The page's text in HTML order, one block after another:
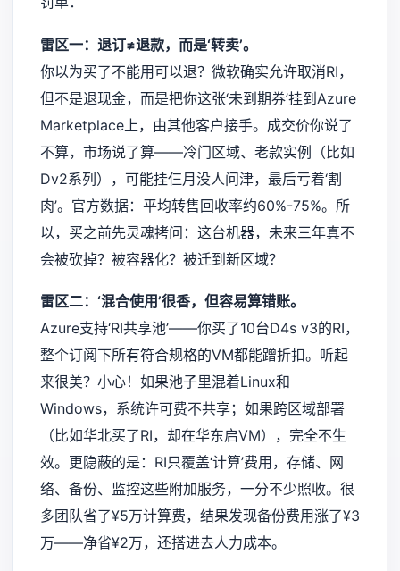
雷区一：退订≠退款，而是‘转卖’。
你以为买了不能用可以退？微软确实允许取消RI，
但不是退现金，而是把你这张‘未到期券’挂到Azure
Marketplace上，由其他客户接手。成交价你说了
不算，市场说了算——冷门区域、老款实例（比如
Dv2系列），可能挂仨月没人问津，最后亏着‘割
肉’。官方数据：平均转售回收率约60%-75%。所
以，买之前先灵魂拷问：这台机器，未来三年真不
会被砍掉？被容器化？被迁到新区域？
雷区二：‘混合使用’很香，但容易算错账。
Azure支持‘RI共享池’——你买了10台D4s v3的RI，
整个订阅下所有符合规格的VM都能蹭折扣。听起
来很美？小心！如果池子里混着Linux和
Windows，系统许可费不共享；如果跨区域部署
（比如华北买了RI，却在华东启VM），完全不生
效。更隐蔽的是：RI只覆盖‘计算’费用，存储、网
络、备份、监控这些附加服务，一分不少照收。很
多团队省了¥5万计算费，结果发现备份费用涨了¥3
万——净省¥2万，还搭进去人力成本。